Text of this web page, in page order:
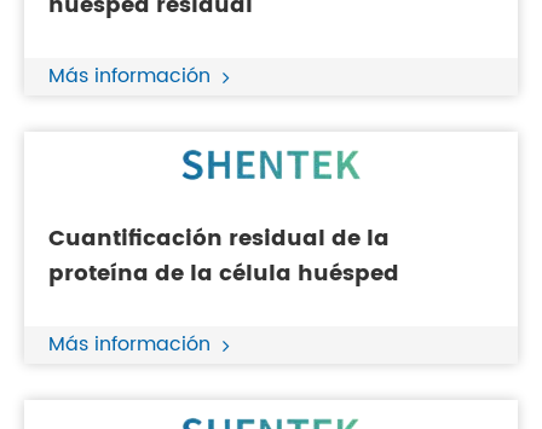
Más información
Cuantificación residual de la
proteína de la célula huésped
Más información